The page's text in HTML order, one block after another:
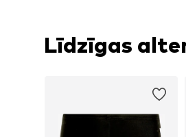
Līdzīgas